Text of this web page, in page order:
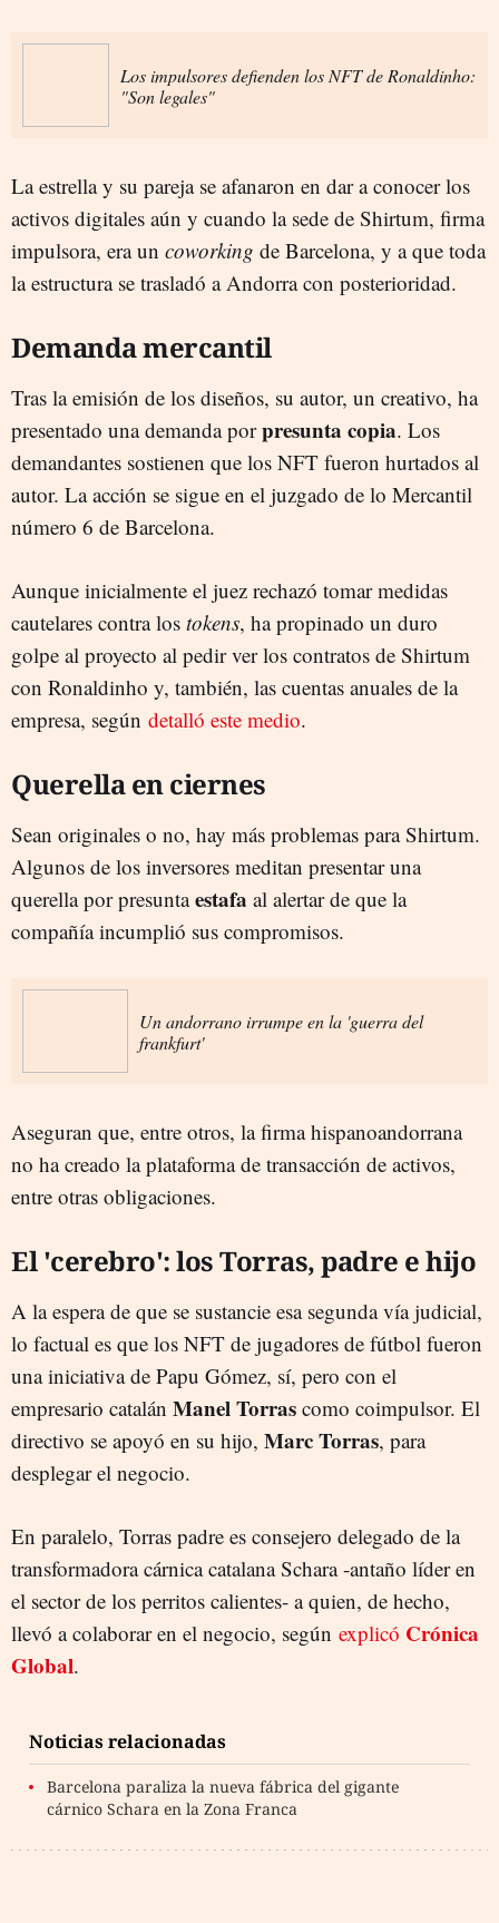
Los impulsores defienden los NFT de Ronaldinho:
"Son legales"
La estrella y su pareja se afanaron en dar a conocer los
activos digitales aún y cuando la sede de Shirtum, firma
impulsora, era un coworking de Barcelona, y a que toda
la estructura se trasladó a Andorra con posterioridad.
Demanda mercantil
Tras la emisión de los diseños, su autor, un creativo, ha
presentado una demanda porpresunta copia. Los
demandantes sostienen que los NFT fueron hurtados al
autor. La acción se sigue en el juzgado de lo Mercantil
número 6 de Barcelona.
Aunque inicialmente el juez rechazó tomar medidas
cautelares contra los tokens, ha propinado un duro
golpe al proyecto al pedir ver los contratos de Shirtum
con Ronaldinho y, también, las cuentas anuales de la
empresa, según detalló este medio.
Querella en ciernes
Sean originales o no, hay más problemas para Shirtum.
Algunos de los inversores meditan presentar una
querella por presuntaestafa al alertar de que la
compañía incumplió sus compromisos.
Un andorrano irrumpe en la 'guerra del
frankfurt'
Aseguran que, entre otros, la firma hispanoandorrana
no ha creado la plataforma de transacción de activos,
entre otras obligaciones.
El 'cerebro': los Torras, padre e hijo
A la espera de que se sustancie esa segunda vía judicial,
lo factual es que los NFT de jugadores de fútbol fueron
una iniciativa de Papu Gómez, sí, pero con el
empresario catalán Manel Torras como coimpulsor. El
directivo se apoyó en su hijo, Marc Torras, para
desplegar el negocio.
En paralelo, Torras padre es consejero delegado de la
transformadora cárnica catalana Schara -antaño líder en
el sector de los perritos calientes- a quien, de hecho,
llevó a colaborar en el negocio, según explicó Crónica
Global.
Noticias relacionadas
Barcelona paraliza la nueva fábrica del gigante
cárnico Schara en la Zona Franca